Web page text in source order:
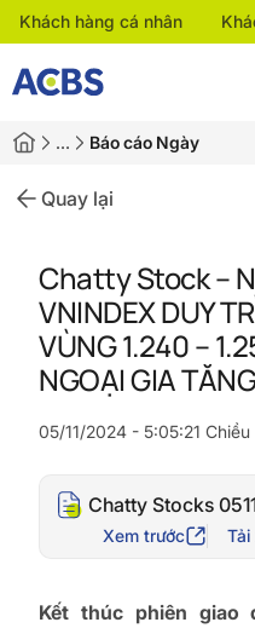
Khách hàng cá nhân
… Báo cáo Ngày
Quay lại
Chatty Stock –
VNINDEX DUY
VÙNG 1.240 –
NGOẠI GIA
05/11/2024 - 5:05:21 Chiều
Chatty Stocks
Xem trước Tải
Kết thúc phiên giao